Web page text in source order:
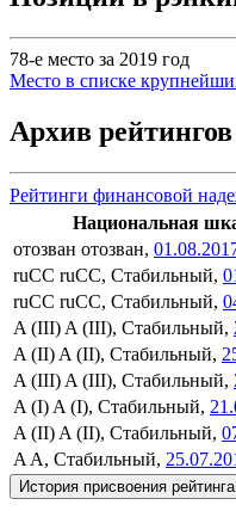
78-е место за 2019 год
Место в списке
Архив рейтингов
Рейтинги финансовой
Национальная
отозван отозван,
ruCC ruCC, Стабильный,
ruCC ruCC, Стабильный,
A (III) A (III), Стабильный,
A (II) A (II), Стабильный,
A (III) A (III), Стабильный,
A (I) A (I), Стабильный,
A (II) A (II), Стабильный,
A A, Стабильный,
История присвоения рейтинга